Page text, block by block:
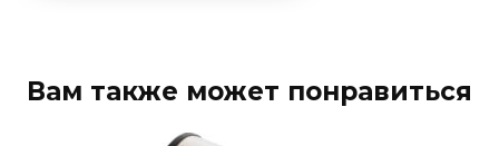
Вам также может понравиться